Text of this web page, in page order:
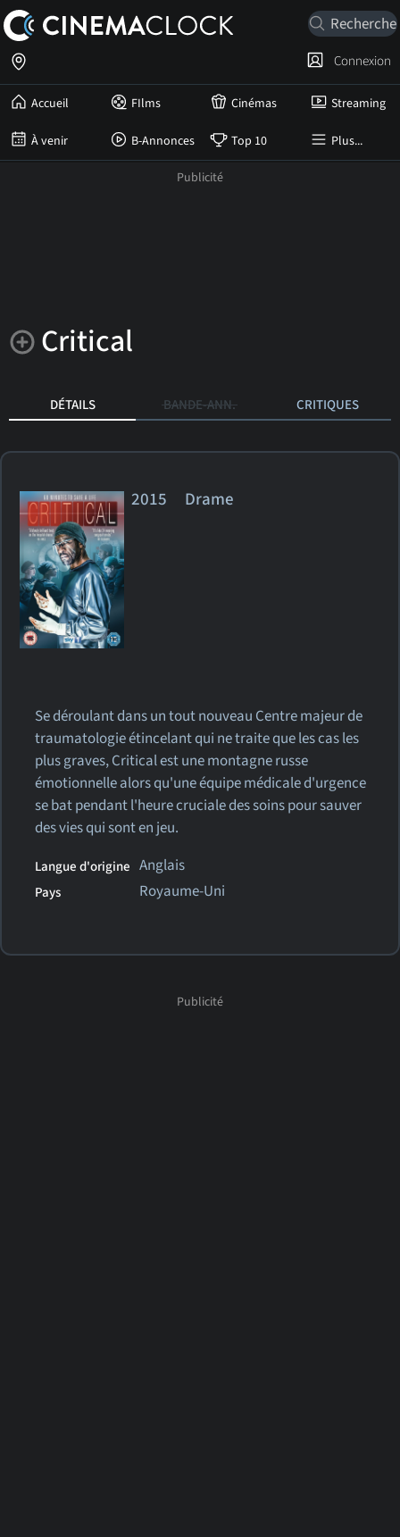
Accueil FIlms Cinémas Streaming
À venir B-Annonces Top 10 Plus...
Connexion
Critical
DÉTAILS BANDE-ANN. CRITIQUES
2015 Drame
Se déroulant dans un tout nouveau Centre majeur de
traumatologie étincelant qui ne traite que les cas les
plus graves, Critical est une montagne russe
émotionnelle alors qu'une équipe médicale d'urgence
se bat pendant l'heure cruciale des soins pour sauver
des vies qui sont en jeu.
Langue d'origine Anglais
Pays Royaume-Uni